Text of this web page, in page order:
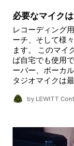
必要なマイク
レコーディング
ーチ、そして様
ます。 このマイ
ば自宅でも使用
ーバー、ボーカ
タジオマイクは
by LEWITT